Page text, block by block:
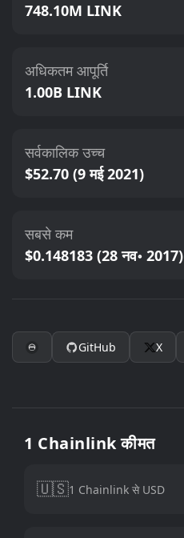
748.10M LINK
अधिकतम आपूर्ति
1.00B LINK
सर्वकालिक उच्च
$52.70 (9 मई 2021)
सबसे कम
$0.148183 (28 नव॰ 2017)
GitHub X
1 Chainlink कीमत
🇺🇸1 Chainlink से USD